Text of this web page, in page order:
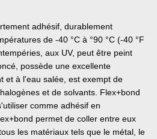
adhésif, durablement
de -40 °C à °90 °C (-40 °F
aux UV, peut être peint
possède une excellente
et à l'eau salée, est exempt de
et de solvants. Flex+bond
comme adhésif en
permet de coller entre eux
les matériaux tels que le métal, le